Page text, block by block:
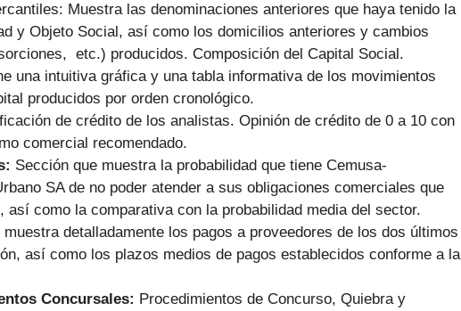
Muestra las denominaciones anteriores que haya tenido la
y Objeto Social, así como los domicilios anteriores y cambios
etc.) producidos. Composición del Capital Social.
una intuitiva gráfica y una tabla informativa de los movimientos
producidos por orden cronológico.
de crédito de los analistas. Opinión de crédito de 0 a 10 con
comercial recomendado.
Sección que muestra la probabilidad que tiene Cemusa-
SA de no poder atender a sus obligaciones comerciales que
como la comparativa con la probabilidad media del sector.
muestra detalladamente los pagos a proveedores de los dos últimos
así como los plazos medios de pagos establecidos conforme a la
Concursales: Procedimientos de Concurso, Quiebra y